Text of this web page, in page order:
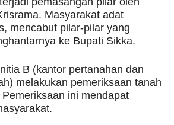
Masyarakat adat
mencabut pilar-pilar yang
ke Bupati Sikka.
B (kantor pertanahan dan
melakukan pemeriksaan tanah
ini mendapat